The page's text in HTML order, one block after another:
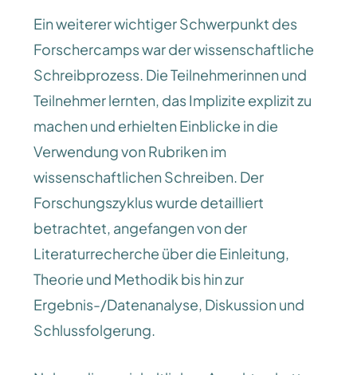
Ein weiterer wichtiger Schwerpunkt des
Forschercamps war der wissenschaftliche
Schreibprozess. Die Teilnehmerinnen und
Teilnehmer lernten, das Implizite explizit zu
machen und erhielten Einblicke in die
Verwendung von Rubriken im
wissenschaftlichen Schreiben. Der
Forschungszyklus wurde detailliert
betrachtet, angefangen von der
Literaturrecherche über die Einleitung,
Theorie und Methodik bis hin zur
Ergebnis-/Datenanalyse, Diskussion und
Schlussfolgerung.